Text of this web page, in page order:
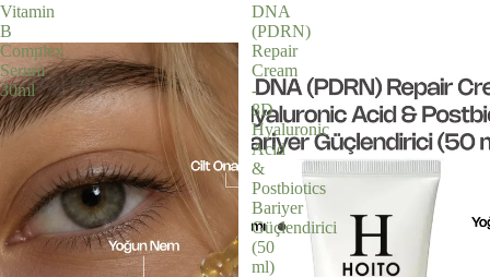
Vitamin
B
Complex
Serum
30ml
DNA
(PDRN)
Repair
Cream
-
8D
Hyaluronic
Acid
&
Postbiotics
Bariyer
Güçlendirici
(50
ml)